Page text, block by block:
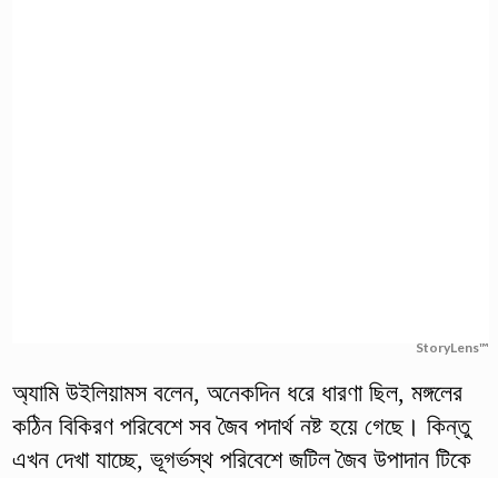
StoryLens™
অ্যামি উইলিয়ামস বলেন, অনেকদিন ধরে ধারণা ছিল, মঙ্গলের
কঠিন বিকিরণ পরিবেশে সব জৈব পদার্থ নষ্ট হয়ে গেছে। কিন্তু
এখন দেখা যাচ্ছে, ভূগর্ভস্থ পরিবেশে জটিল জৈব উপাদান টিকে